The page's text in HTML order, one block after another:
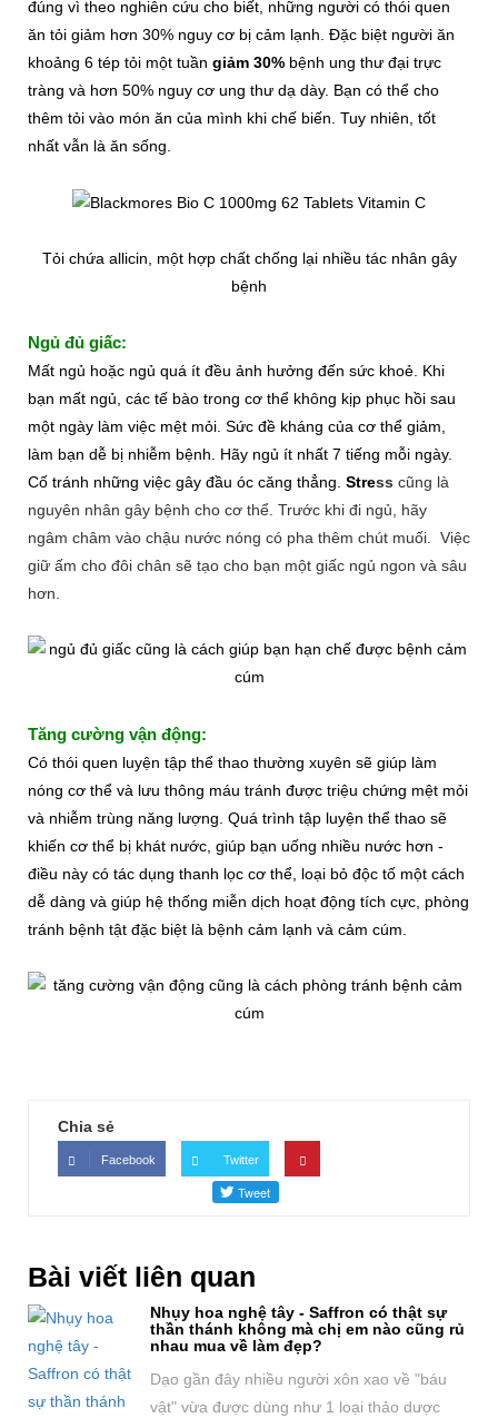
đúng vì theo nghiên cứu cho biết, những người có thói quen
ăn tỏi giảm hơn 30% nguy cơ bị cảm lạnh. Đặc biệt người ăn
khoảng 6 tép tỏi một tuần giảm 30% bệnh ung thư đại trực
tràng và hơn 50% nguy cơ ung thư dạ dày. Bạn có thể cho
thêm tỏi vào món ăn của mình khi chế biến. Tuy nhiên, tốt
nhất vẫn là ăn sống.
Tỏi chứa allicin, một hợp chất chống lại nhiều tác nhân gây
bệnh
Ngủ đủ giấc:
Mất ngủ hoặc ngủ quá ít đều ảnh hưởng đến sức khoẻ. Khi
bạn mất ngủ, các tế bào trong cơ thể không kịp phục hồi sau
một ngày làm việc mệt mỏi. Sức đề kháng của cơ thể giảm,
làm bạn dễ bị nhiễm bệnh. Hãy ngủ ít nhất 7 tiếng mỗi ngày.
Cố tránh những việc gây đầu óc căng thẳng. Stress cũng là
nguyên nhân gây bệnh cho cơ thể. Trước khi đi ngủ, hãy
ngâm châm vào chậu nước nóng có pha thêm chút muối. Việc
giữ ấm cho đôi chân sẽ tạo cho bạn một giấc ngủ ngon và sâu
hơn.
Tăng cường vận động:
Có thói quen luyện tập thể thao thường xuyên sẽ giúp làm
nóng cơ thể và lưu thông máu tránh được triệu chứng mệt mỏi
và nhiễm trùng năng lượng. Quá trình tập luyện thể thao sẽ
khiến cơ thể bị khát nước, giúp bạn uống nhiều nước hơn -
điều này có tác dụng thanh lọc cơ thể, loại bỏ độc tố một cách
dễ dàng và giúp hệ thống miễn dịch hoạt động tích cực, phòng
tránh bệnh tật đặc biệt là bệnh cảm lạnh và cảm cúm.
Chia sẻ
Facebook Twitter
Bài viết liên quan
Nhụy hoa nghệ tây - Saffron có thật sự
thần thánh không mà chị em nào cũng rủ
nhau mua về làm đẹp?
Dạo gần đây nhiều người xôn xao về "báu
vật" vừa được dùng như 1 loại thảo dược